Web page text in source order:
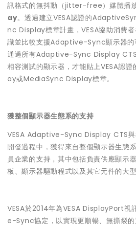
訊格式的無抖動（jitter-free）媒體播
ay。透過建立VESA認證的
nc Display標章計畫，VESA協助消費
識並比較支援Adaptive-Sync顯示器的
通過所有Adaptive-Sync Display
相容測試的顯示器，才能貼上VESA認
ay或MediaSync Display標章。
獲整個顯示器生態系的支持
VESA Adaptive-Sync Display CTS與
開發過程中，獲得來自整個顯示器生態
員企業的支持，其中包括負責供應顯示
板、顯示器驅動程式以及其它元件的大型
VESA於2014年為VESA DisplayPort
e-Sync協定，以實現更順暢、無撕裂的